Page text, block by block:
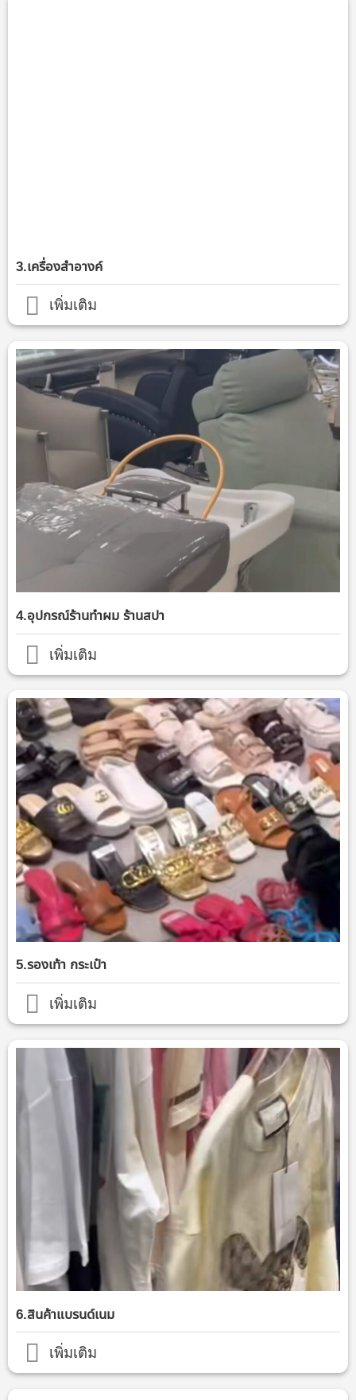
3.เครื่องสำอางค์
เพิ่มเติม
4.อุปกรณ์ร้านทำผม ร้านสปา
เพิ่มเติม
5.รองเท้า กระเป๋า
เพิ่มเติม
6.สินค้าแบรนด์เนม
เพิ่มเติม